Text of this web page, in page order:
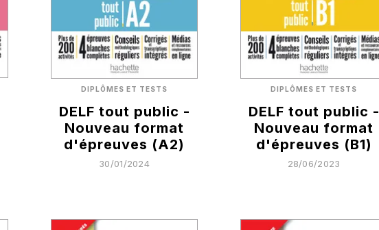
DIPLÔMES ET TESTS
DELF tout public -
Nouveau format
d'épreuves (A2)
30/01/2024
DIPLÔMES ET TESTS
DELF tout public -
Nouveau format
d'épreuves (B1)
28/06/2023